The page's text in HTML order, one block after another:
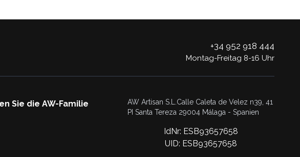
+34 952 918 444
Montag-Freitag 8-16 Uhr
Sie die AW-Familie
AW Artisan S.L.Calle Caleta de Velez n39, 41
PI Santa Tereza 29004 Málaga - Spanien
IdNr: ESB93657658
UID: ESB93657658